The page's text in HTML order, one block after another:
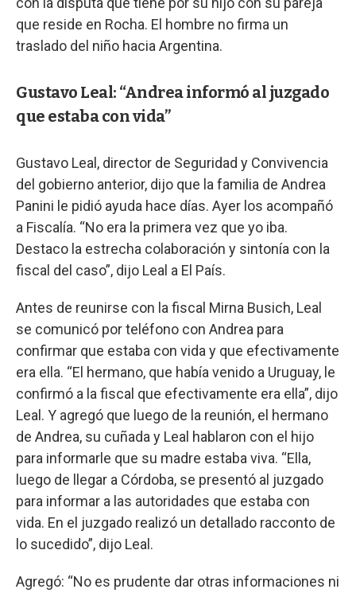
que reside en Rocha. El hombre no firma un
traslado del niño hacia Argentina.
Gustavo Leal: “Andrea informó al juzgado
que estaba con vida”
Gustavo Leal, director de Seguridad y Convivencia
del gobierno anterior, dijo que la familia de Andrea
Panini le pidió ayuda hace días. Ayer los acompañó
a Fiscalía. “No era la primera vez que yo iba.
Destaco la estrecha colaboración y sintonía con la
fiscal del caso”, dijo Leal a El País.
Antes de reunirse con la fiscal Mirna Busich, Leal
se comunicó por teléfono con Andrea para
confirmar que estaba con vida y que efectivamente
era ella. “El hermano, que había venido a Uruguay, le
confirmó a la fiscal que efectivamente era ella”, dijo
Leal. Y agregó que luego de la reunión, el hermano
de Andrea, su cuñada y Leal hablaron con el hijo
para informarle que su madre estaba viva. “Ella,
luego de llegar a Córdoba, se presentó al juzgado
para informar a las autoridades que estaba con
vida. En el juzgado realizó un detallado racconto de
lo sucedido”, dijo Leal.
Agregó: “No es prudente dar otras informaciones ni